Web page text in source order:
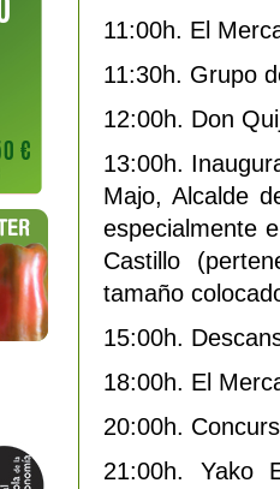
11:00h. El
11:30h. Grupo
12:00h. Don
13:00h.
Majo, Alcalde
especialmente
Castillo
tamaño
15:00h.
18:00h. El
20:00h.
21:00h. Yako